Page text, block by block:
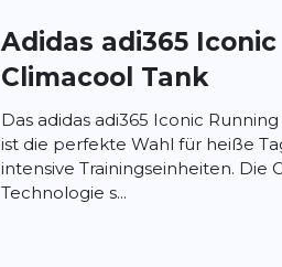
Adidas adi365
Climacool Tank
Das adidas adi365 Iconic
ist die perfekte Wahl für heiße
intensive Trainingseinheiten. Die
Technologie s...